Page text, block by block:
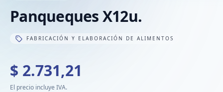
Panqueques X12u.
FABRICACIÓN Y ELABORACIÓN DE ALIMENTOS
$ 2.731,21
El precio incluye IVA.